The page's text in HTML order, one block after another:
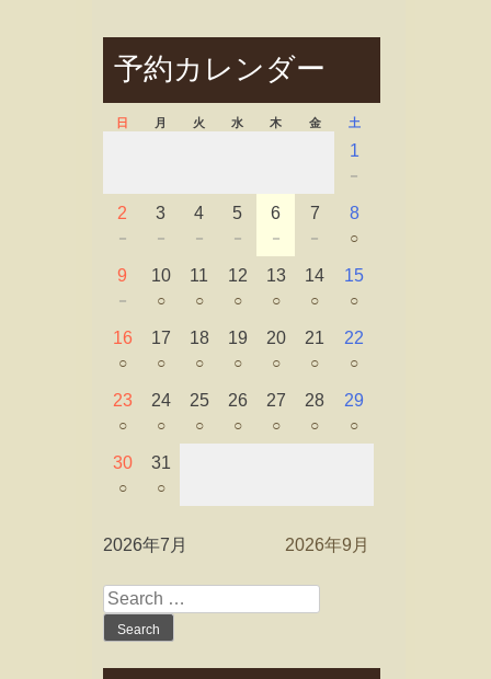
予約カレンダー
日 月 火 水 木 金 土
1
－
2
－
3
－
4
－
5
－
6
－
7
－
8
○
9
－
10
○
11
○
12
○
13
○
14
○
15
○
16
○
17
○
18
○
19
○
20
○
21
○
22
○
23
○
24
○
25
○
26
○
27
○
28
○
29
○
30
○
31
○
2026年7月 2026年9月
Search
for: